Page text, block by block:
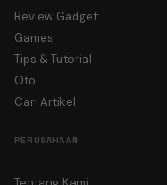
Review Gadget
Games
Tips & Tutorial
Oto
Cari Artikel
PERUSAHAAN